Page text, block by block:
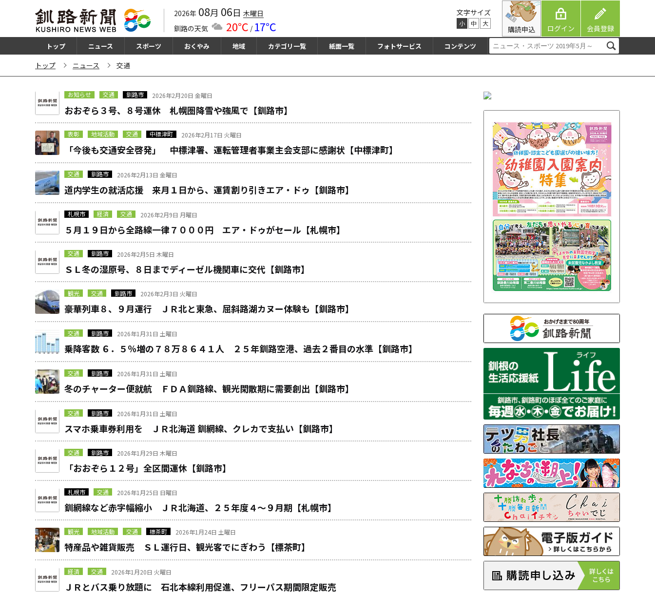
2026年 08月 06日 木曜日
釧路の天気
20℃ / 17℃
文字サイズ
小 中 大
購読申込 ログイン 会員登録
トップ ニュース スポーツ おくやみ 地域 カテゴリ一覧 紙面一覧 フォトサービス コンテンツ
トップ ニュース 交通
お知らせ 交通 釧路市 2026年2月20日 金曜日
おおぞら３号、８号運休 札幌圏降雪や強風で【釧路市】
表彰 地域活動 交通 中標津町 2026年2月17日 火曜日
「今後も交通安全啓発」 中標津署、運転管理者事業主会支部に感謝状【中標津町】
交通 釧路市 2026年2月13日 金曜日
道内学生の就活応援 来月１日から、運賃割り引きエア・ドゥ【釧路市】
札幌市 経済 交通 2026年2月9日 月曜日
５月１９日から全路線一律７０００円 エア・ドゥがセール【札幌市】
交通 釧路市 2026年2月5日 木曜日
ＳＬ冬の湿原号、８日までディーゼル機関車に交代【釧路市】
観光 交通 釧路市 2026年2月3日 火曜日
豪華列車８、９月運行 ＪＲ北と東急、屈斜路湖カヌー体験も【釧路市】
交通 釧路市 2026年1月31日 土曜日
乗降客数 ６．５％増の７８万８６４１人 ２５年釧路空港、過去２番目の水準【釧路市】
交通 釧路市 2026年1月31日 土曜日
冬のチャーター便就航 ＦＤＡ釧路線、観光閑散期に需要創出【釧路市】
交通 釧路市 2026年1月31日 土曜日
スマホ乗車券利用を ＪＲ北海道 釧網線、クレカで支払い【釧路市】
交通 釧路市 2026年1月29日 木曜日
「おおぞら１２号」全区間運休【釧路市】
札幌市 交通 2026年1月25日 日曜日
釧網線など赤字幅縮小 ＪＲ北海道、２５年度４～９月期【札幌市】
観光 地域活動 交通 標茶町 2026年1月24日 土曜日
特産品や雑貨販売 ＳＬ運行日、観光客でにぎわう【標茶町】
経済 交通 2026年1月20日 火曜日
ＪＲとバス乗り放題に 石北本線利用促進、フリーパス期間限定販売